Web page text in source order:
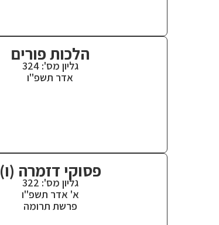
הלכות פורים
גליון מס': 324
אדר תשפ"ו
פסוקי דזמרה (ו)
גליון מס': 322
א' אדר תשפ"ו
פרשת תרומה